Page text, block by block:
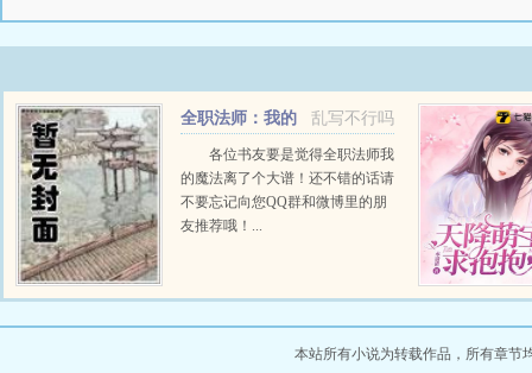
乱写不行吗
全职法师：我的
魔法离了个大谱！
各位书友要是觉得全职法师我
的魔法离了个大谱！还不错的话请
不要忘记向您QQ群和微博里的朋
友推荐哦！...
本站所有小说为转载作品，所有章节